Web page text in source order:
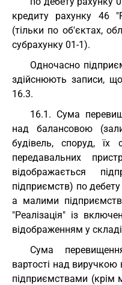
кредиту рахунку 46
(тільки по об'єктах,
субрахунку 01-1).
Одночасно
здійснюють записи,
16.3.
16.1. Сума
над балансовою
будівель, споруд, їх
передавальних
відображається
підприємств) по
а малими
"Реалізація" із
відображенням у складі
Сума
вартості над виручкою
підприємствами (крім